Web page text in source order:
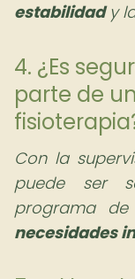
estabilidady
4. ¿Es
parte de
Con la
puede ser
programa
necesidades